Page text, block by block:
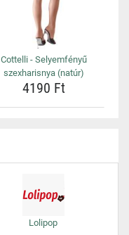
Cottelli - Selyemfényű
szexharisnya (natúr)
4190 Ft
Lolipop